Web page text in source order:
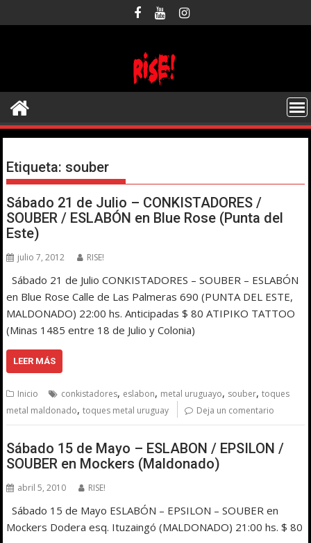
al
Etiqueta: souber
Sábado 21 de Julio – CONKISTADORES /
SOUBER / ESLABÓN en Blue Rose (Punta del
Este)
julio 7, 2012 RISE!
Sábado 21 de Julio CONKISTADORES – SOUBER – ESLABÓN
en Blue Rose Calle de Las Palmeras 690 (PUNTA DEL ESTE,
MALDONADO) 22:00 hs. Anticipadas $ 80 ATIPIKO TATTOO
(Minas 1485 entre 18 de Julio y Colonia)
LEER MÁS
Inicio conkistadores, eslabon, metal uruguayo, souber,toques
metal maldonado,toques metal uruguay Deja un comentario
Sábado 15 de Mayo – ESLABON / EPSILON /
SOUBER en Mockers (Maldonado)
abril 5, 2010 RISE!
Sábado 15 de Mayo ESLABÓN – EPSILON – SOUBER en
Mockers Dodera esq. Ituzaingó (MALDONADO) 21:00 hs. $ 80